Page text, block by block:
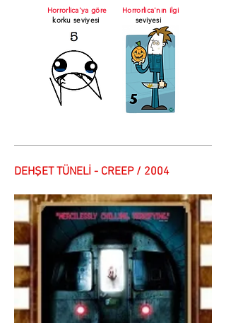
Horrorlica'ya göre
korku seviyesi
Horrorlica'nın ilgi
seviyesi
DEHŞET TÜNELİ - CREEP / 2004